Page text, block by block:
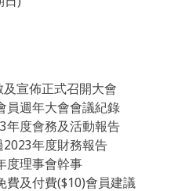
宣佈正式召開大會
員週年大會會議紀錄
年度會務及活動報告
年度財務報告
度理事會幹事
費及付費($10)會員建議